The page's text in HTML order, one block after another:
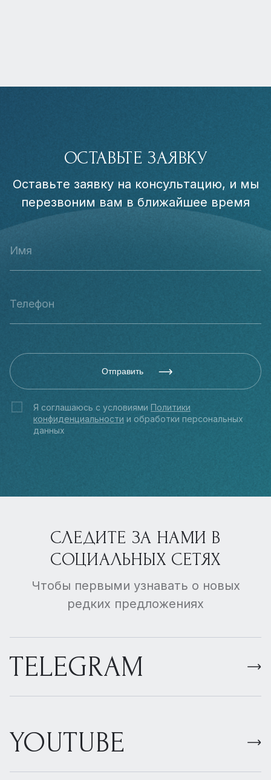
ОСТАВЬТЕ ЗАЯВКУ
Оставьте заявку на консультацию, и мы
перезвоним вам в ближайшее время
Отправить
Я соглашаюсь с условиями Политики
конфиденциальности и обработки персональных
данных
СЛЕДИТЕ ЗА НАМИ В
СОЦИАЛЬНЫХ СЕТЯХ
Чтобы первыми узнавать о новых
редких предложениях
TELEGRAM
YOUTUBE